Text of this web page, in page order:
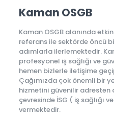
Kaman OSGB
Kaman OSGB alanında
referans ile sektörde öncü
adımlarla ilerlemektedir.
profesyonel iş sağlığı ve
hemen bizlerle iletişime
Çağımızda çok önemli bir
hizmetini güvenilir adresten
çevresinde İSG ( iş sağlığı
vermektedir.